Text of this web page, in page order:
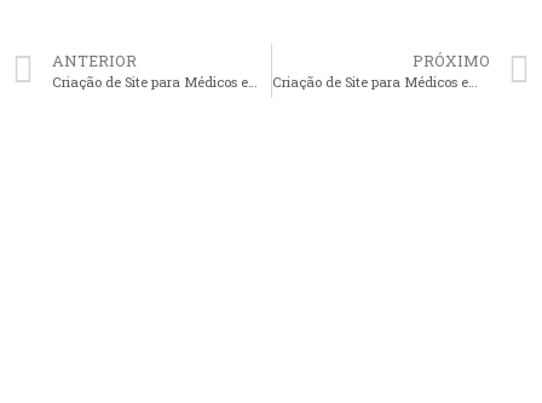
ANTERIOR PRÓXIMO
Criação de Site para Médicos em Manaus – AM faça seu orçamento